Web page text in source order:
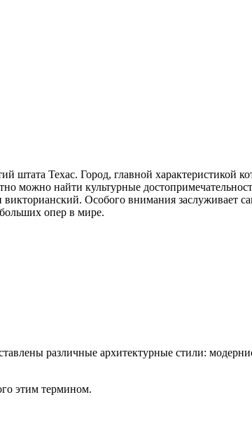
Техас. Город, главной характеристикой
можно найти культурные
Особого внимания заслуживает
опер в мире.
этим термином.